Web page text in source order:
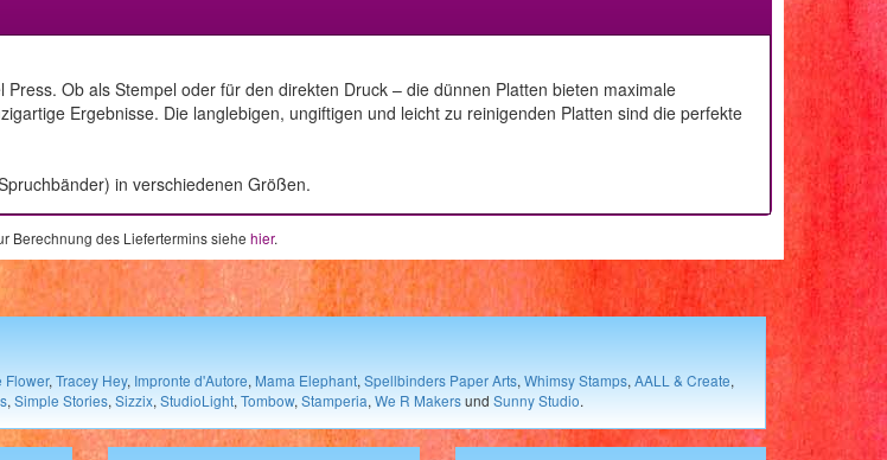
Ob als Stempel oder für den direkten Druck – die dünnen Platten bieten maximale
Ergebnisse. Die langlebigen, ungiftigen und leicht zu reinigenden Platten sind die perfekte
in verschiedenen Größen.
Berechnung des Liefertermins siehe hier.
Flower, Tracey Hey, Impronte d'Autore, Mama Elephant, Spellbinders Paper Arts, Whimsy Stamps, AALL & Create,
, Simple Stories, Sizzix, StudioLight, Tombow, Stamperia, We R Makersund Sunny Studio.